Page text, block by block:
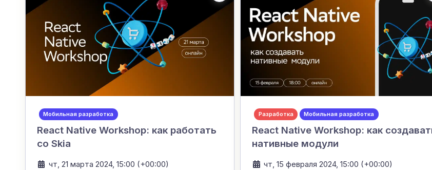
Мобильная разработка
React Native Workshop: как работать
со Skia
чт, 21 марта 2024, 15:00 (+00:00)
Разработка Мобильная разработка
React Native Workshop: как
нативные модули
чт, 15 февраля 2024, 15:00 (+00:00)